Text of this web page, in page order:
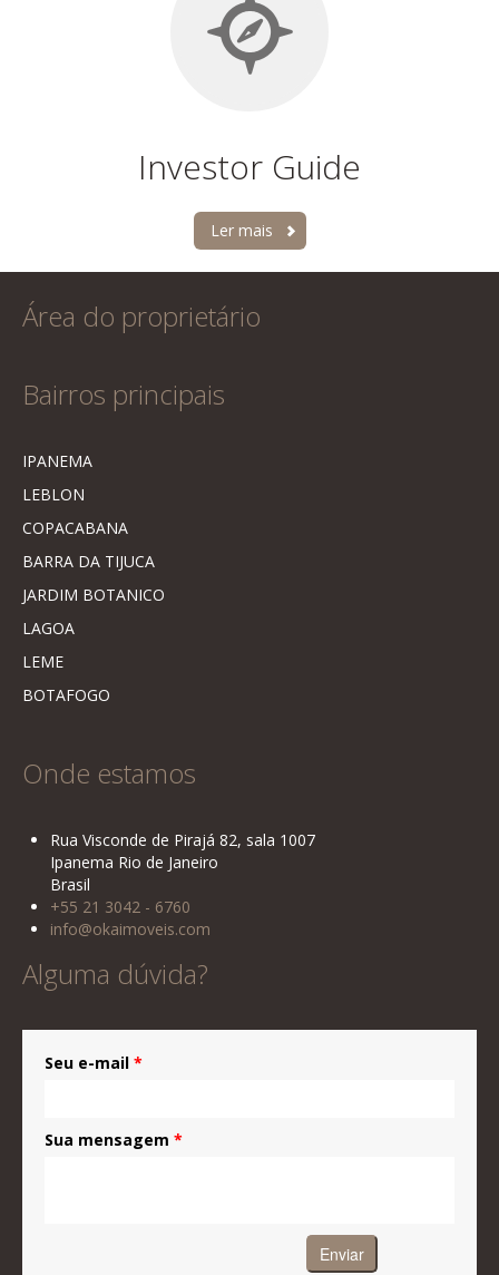
Investor Guide
Ler mais
Área do proprietário
Bairros principais
IPANEMA
LEBLON
COPACABANA
BARRA DA TIJUCA
JARDIM BOTANICO
LAGOA
LEME
BOTAFOGO
Onde estamos
Rua Visconde de Pirajá 82, sala 1007
Ipanema Rio de Janeiro
Brasil
+55 21 3042 - 6760
info@okaimoveis.com
Alguma dúvida?
Seu e-mail *
Sua mensagem *